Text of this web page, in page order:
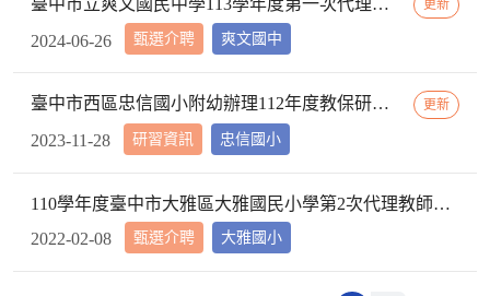
甄選介聘
臺中市立爽文國民中學113學年度第一次代理教師甄選簡章(一次公告分次招考) 更新
爽文國中
2024-06-26
研習資訊
臺中市西區忠信國小附幼辦理112年度教保研習─ 「嬰幼用藥安全~就是「藥」你好好的」，請鼓勵貴校(園)教保服務人員踴躍參加 更新
忠信國小
2023-11-28
甄選介聘
110學年度臺中市大雅區大雅國民小學第2次代理教師甄選第2次招考結果公告
大雅國小
2022-02-08